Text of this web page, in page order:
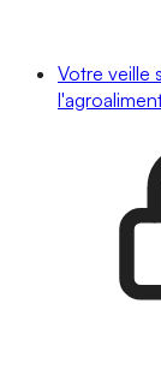
Votre veille